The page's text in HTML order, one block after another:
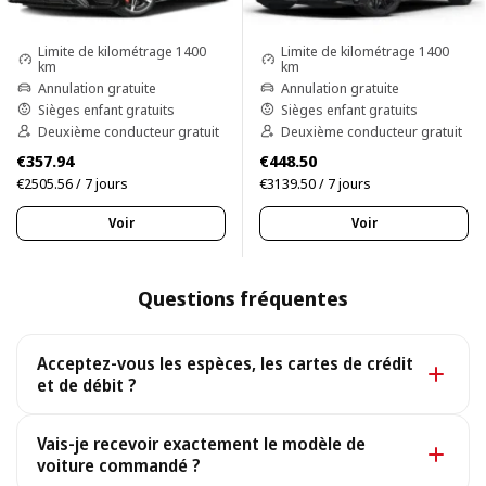
Limite de kilométrage 1400
km
Annulation gratuite
Sièges enfant gratuits
Deuxième conducteur gratuit
€357.94
€2505.56 / 7 jours
Voir
Limite de kilométrage 1400
km
Annulation gratuite
Sièges enfant gratuits
Deuxième conducteur gratuit
€448.50
€3139.50 / 7 jours
Voir
Questions fréquentes
Acceptez-vous les espèces, les cartes de crédit
et de débit ?
principales cartes de crédit et de débit.
Vais-je recevoir exactement le modèle de
voiture commandé ?